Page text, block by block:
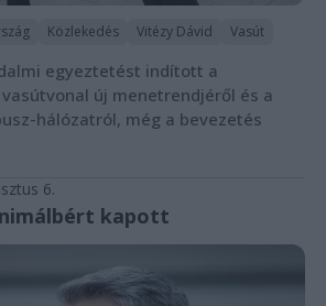
Közlekedés Vitézy Dávid Vasút
egyeztetést indított a
új menetrendjéről és a
hálózatról, még a bevezetés
6.
kapott